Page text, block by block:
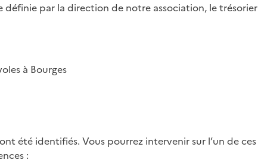
par la direction de notre association, le trésorier
à Bourges
été identifiés. Vous pourrez intervenir sur l’un de ces
: